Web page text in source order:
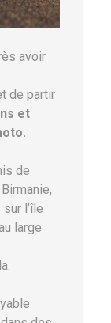
avoir
de partir
et
de
l’île
large